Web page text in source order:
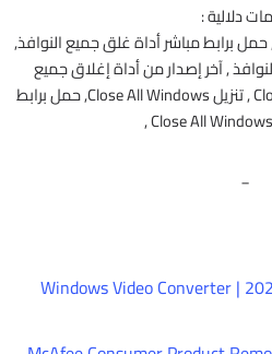
دلالية :
برابط مباشر أداة غلق جميع النوافذ,
, آخر إصدار من أداة إغلاق جميع
النوافذ , تحميل Close All Windows , تنزيل Close All Windows, حمل برابط
_
برنامج ويندوز فيديو كونفرتر 2021 | Windows Video Converter